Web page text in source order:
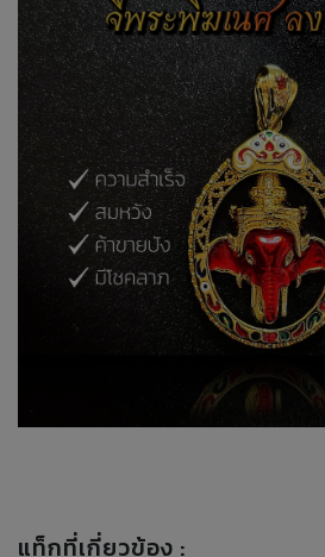
แท็กที่เกี่ยวข้อง :